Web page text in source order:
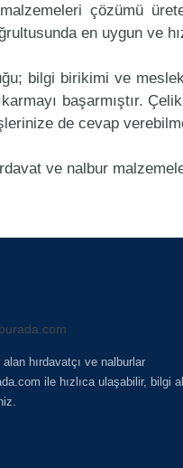
çözümü
en uygun ve
bilgi birikimi ve
başarmıştır.
de cevap
ve nalbur
hırdavatçı ve nalburlar
ile hızlıca ulaşabilir, bilgi